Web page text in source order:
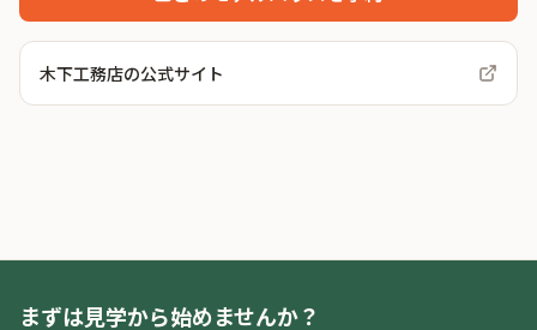
木下工務店の公式サイト
まずは見学から始めませんか？